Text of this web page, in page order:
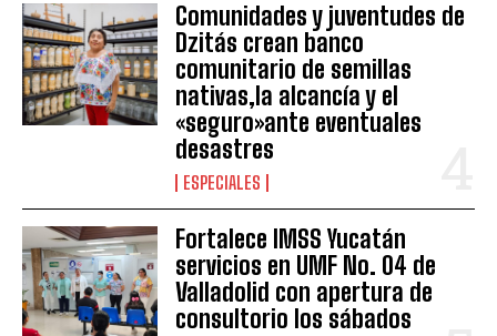
Comunidades y juventudes de
Dzitás crean banco
comunitario de semillas
nativas,la alcancía y el
«seguro»ante eventuales
desastres
ESPECIALES
Fortalece IMSS Yucatán
servicios en UMF No. 04 de
Valladolid con apertura de
consultorio los sábados